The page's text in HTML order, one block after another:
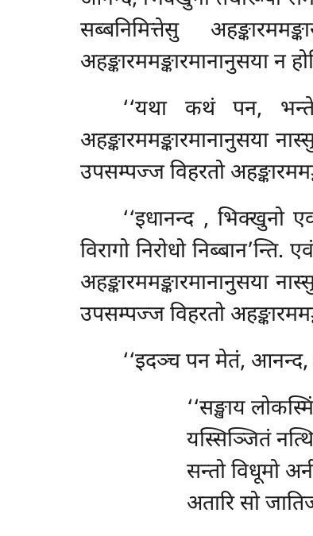
सब्बनिमित्तेसु
अहङ्कारममङ्कारमानानुसया न
‘‘यथा कथं पन,
अहङ्कारममङ्कारमानानुसया
उपसम्पज्ज विहरतो
‘‘इधानन्द , भिक्खुनो
विरागो निरोधो
अहङ्कारममङ्कारमानानुसया
उपसम्पज्ज विहरतो
‘‘इदञ्च पन मेतं,
‘‘सङ्खाय
यस्सिञ्जितं
सन्तोविधूमो
अतारि सो